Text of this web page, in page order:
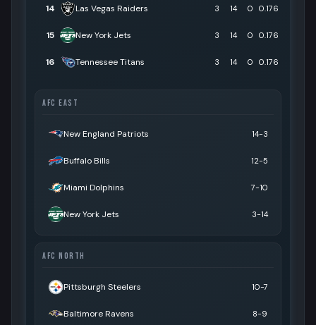
14 Las Vegas Raiders 3 14 0 0.176
15 New York Jets 3 14 0 0.176
16 Tennessee Titans 3 14 0 0.176
AFC EAST
New England Patriots 14-3
Buffalo Bills 12-5
Miami Dolphins 7-10
New York Jets 3-14
AFC NORTH
Pittsburgh Steelers 10-7
Baltimore Ravens 8-9